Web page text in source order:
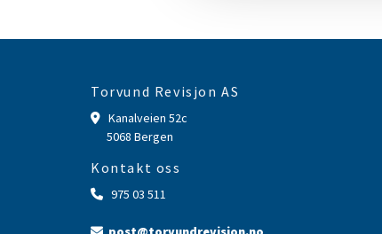
Torvund Revisjon AS

Kanalveien 52c
5068 Bergen
Kontakt oss
 975 03 511
